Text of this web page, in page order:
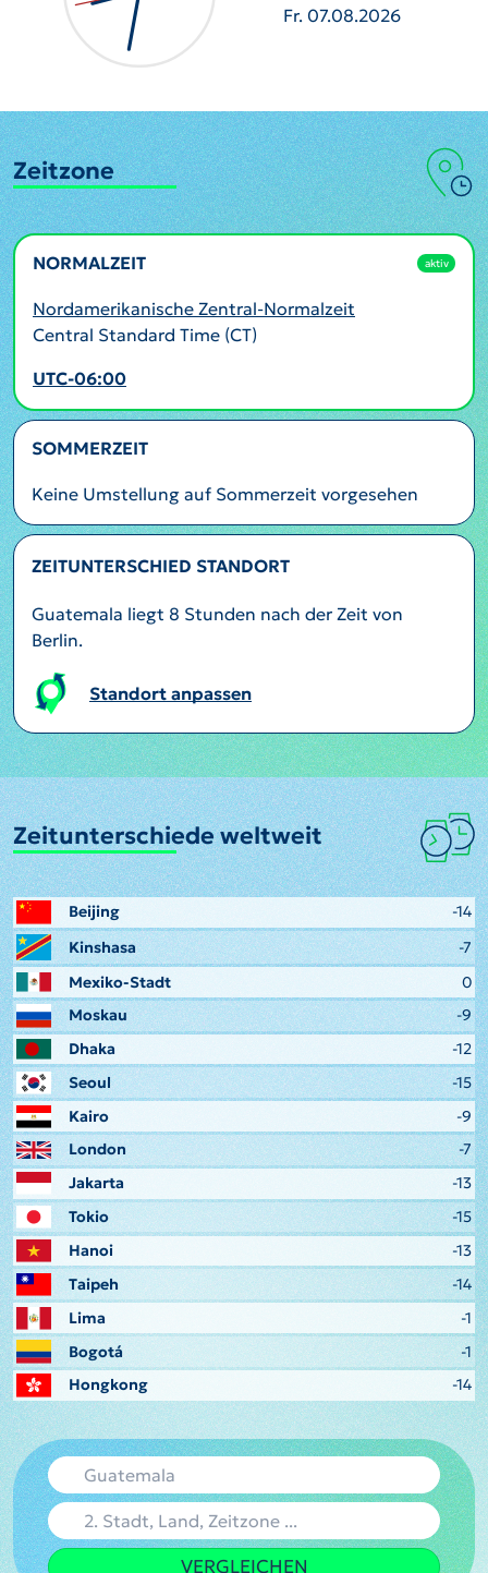
Fr. 07.08.2026
Zeitzone
NORMALZEIT aktiv
Nordamerikanische Zentral-Normalzeit
Central Standard Time (CT)
UTC-06:00
SOMMERZEIT
Keine Umstellung auf Sommerzeit vorgesehen
ZEITUNTERSCHIED STANDORT
Guatemala liegt 8 Stunden nach der Zeit von
Berlin.
Standort anpassen
Zeitunterschiede weltweit
Beijing
-14
Kinshasa
-7
Mexiko-Stadt
0
Moskau
-9
Dhaka
-12
Seoul
-15
Kairo
-9
London
-7
Jakarta
-13
Tokio
-15
Hanoi
-13
Taipeh
-14
Lima
-1
Bogotá
-1
Hongkong
-14
VERGLEICHEN